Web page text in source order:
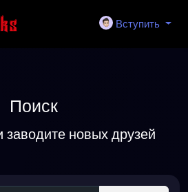
Вступить
Поиск
заводите новых друзей